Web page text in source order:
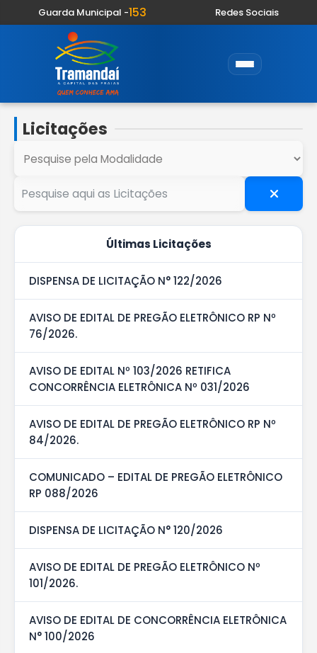
Guarda Municipal -153 Redes Sociais
Licitações
Últimas Licitações
DISPENSA DE LICITAÇÃO N° 122/2026
AVISO DE EDITAL DE PREGÃO ELETRÔNICO RP Nº
76/2026.
AVISO DE EDITAL Nº 103/2026 RETIFICA
CONCORRÊNCIA ELETRÔNICA Nº 031/2026
AVISO DE EDITAL DE PREGÃO ELETRÔNICO RP Nº
84/2026.
COMUNICADO – EDITAL DE PREGÃO ELETRÔNICO
RP 088/2026
DISPENSA DE LICITAÇÃO N° 120/2026
AVISO DE EDITAL DE PREGÃO ELETRÔNICO Nº
101/2026.
AVISO DE EDITAL DE CONCORRÊNCIA ELETRÔNICA
N° 100/2026